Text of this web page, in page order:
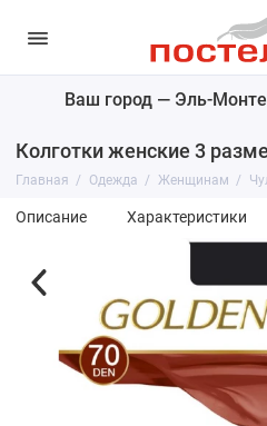
Ваш город — Эль-Монте
Колготки женские 3
Главная Одежда Женщинам
Описание Характеристики